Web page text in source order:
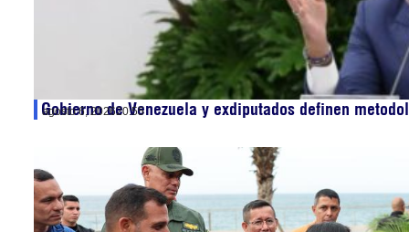
Gobierno de Venezuela y exdiputados definen
agosto 6, 202620:55